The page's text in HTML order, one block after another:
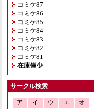
コミケ87
コミケ86
コミケ85
コミケ84
コミケ83
コミケ82
コミケ81
在庫僅少
サークル検索
ア イ ウ エ
オ